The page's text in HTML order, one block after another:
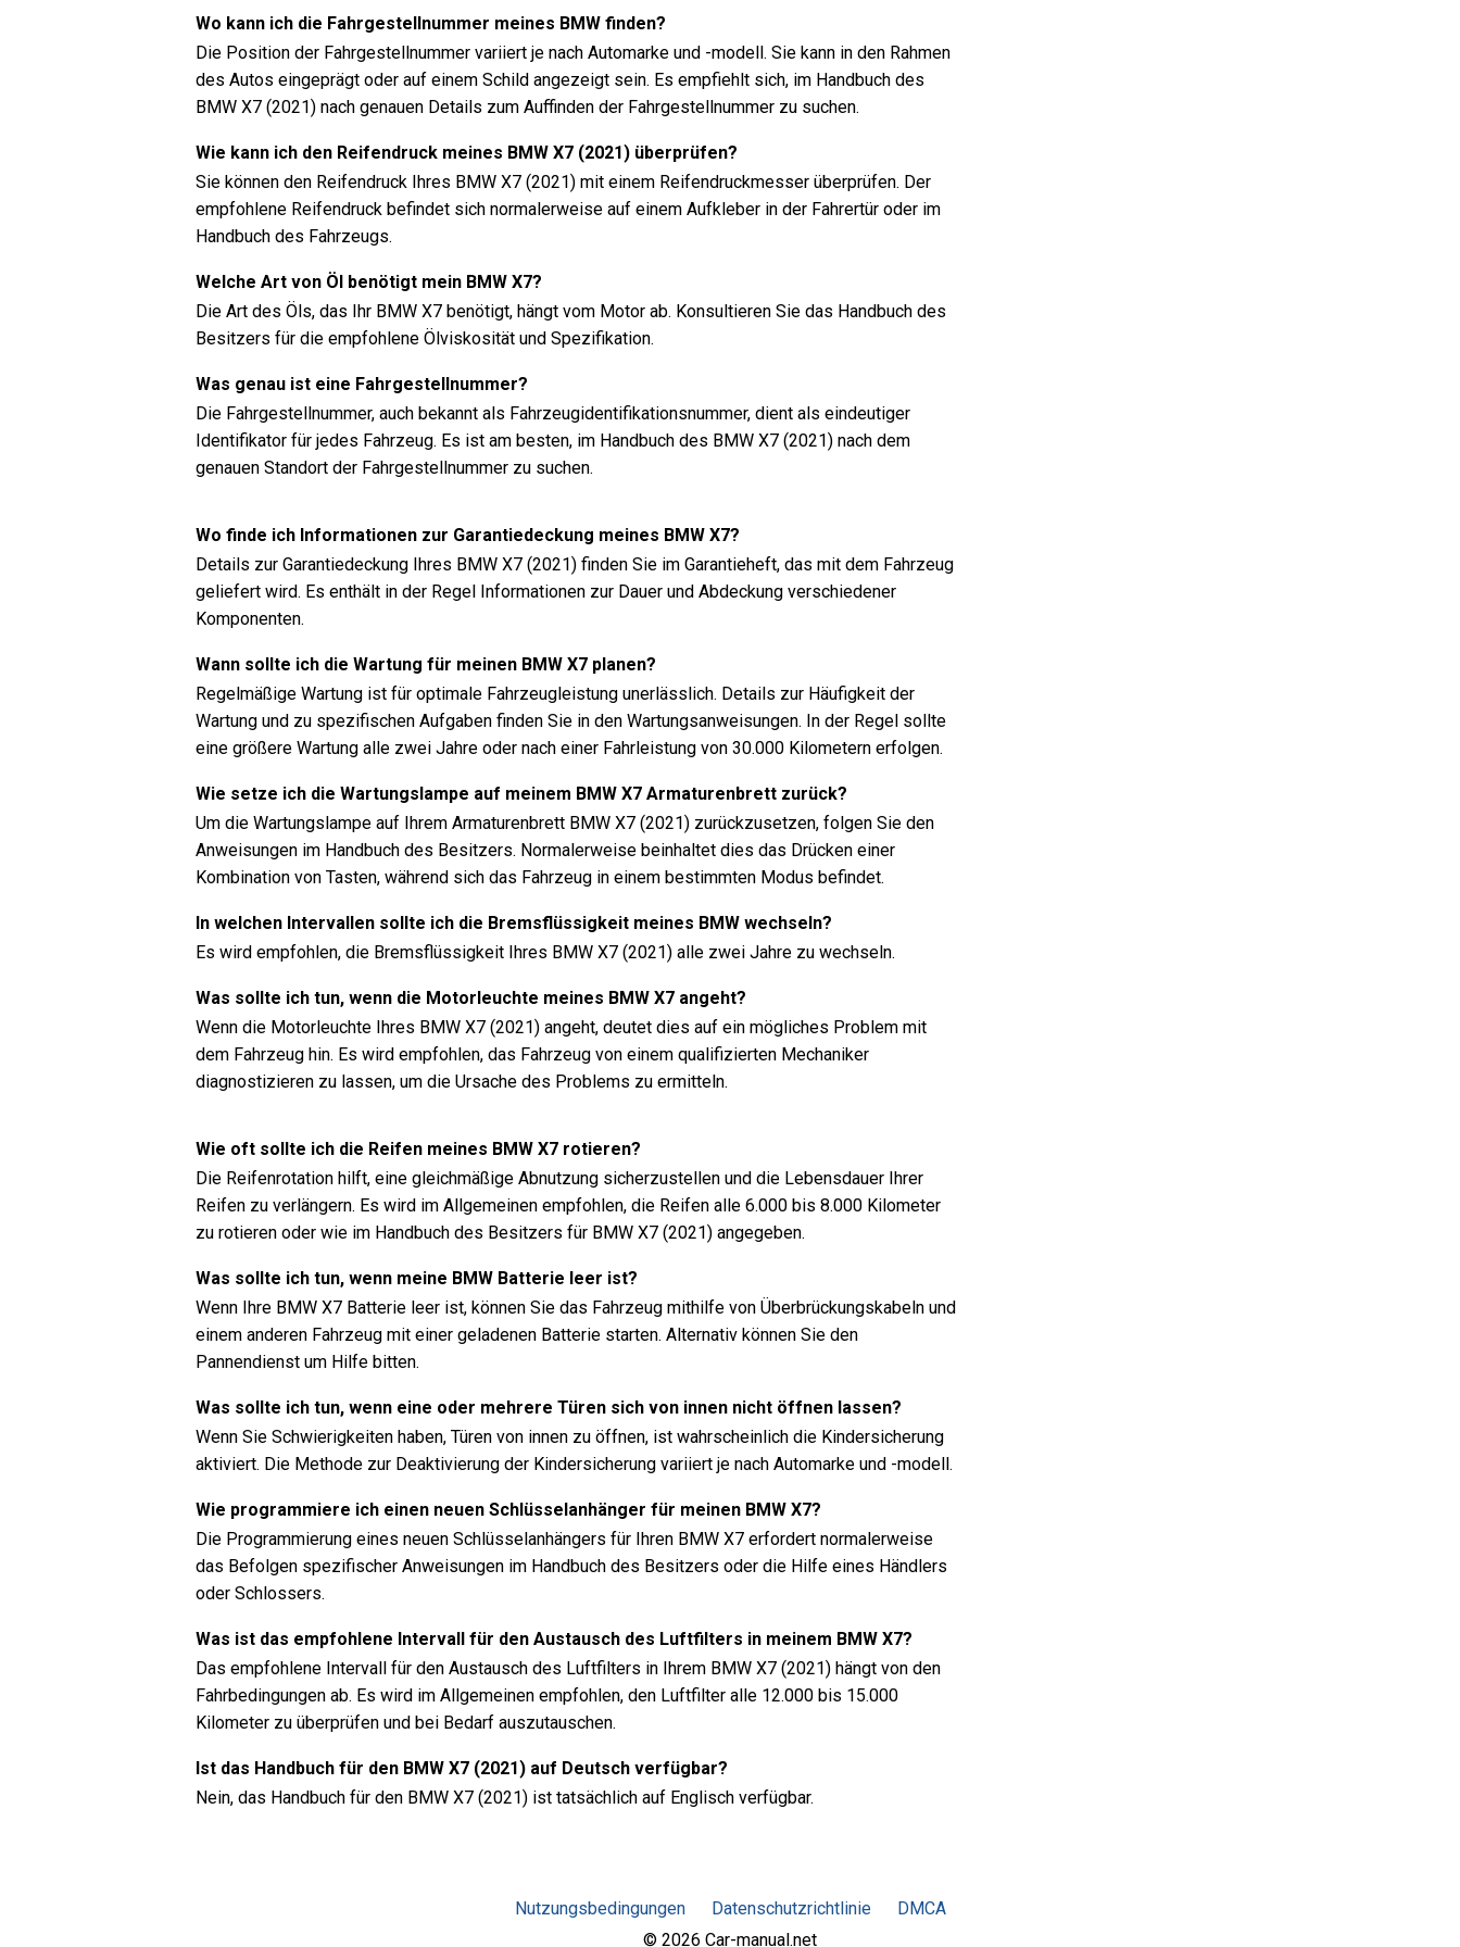
Wo kann ich die Fahrgestellnummer meines BMW finden?
Die Position der Fahrgestellnummer variiert je nach Automarke und -modell. Sie kann in den Rahmen
des Autos eingeprägt oder auf einem Schild angezeigt sein. Es empfiehlt sich, im Handbuch des
BMW X7 (2021) nach genauen Details zum Auffinden der Fahrgestellnummer zu suchen.
Wie kann ich den Reifendruck meines BMW X7 (2021) überprüfen?
Sie können den Reifendruck Ihres BMW X7 (2021) mit einem Reifendruckmesser überprüfen. Der
empfohlene Reifendruck befindet sich normalerweise auf einem Aufkleber in der Fahrertür oder im
Handbuch des Fahrzeugs.
Welche Art von Öl benötigt mein BMW X7?
Die Art des Öls, das Ihr BMW X7 benötigt, hängt vom Motor ab. Konsultieren Sie das Handbuch des
Besitzers für die empfohlene Ölviskosität und Spezifikation.
Was genau ist eine Fahrgestellnummer?
Die Fahrgestellnummer, auch bekannt als Fahrzeugidentifikationsnummer, dient als eindeutiger
Identifikator für jedes Fahrzeug. Es ist am besten, im Handbuch des BMW X7 (2021) nach dem
genauen Standort der Fahrgestellnummer zu suchen.
Wo finde ich Informationen zur Garantiedeckung meines BMW X7?
Details zur Garantiedeckung Ihres BMW X7 (2021) finden Sie im Garantieheft, das mit dem Fahrzeug
geliefert wird. Es enthält in der Regel Informationen zur Dauer und Abdeckung verschiedener
Komponenten.
Wann sollte ich die Wartung für meinen BMW X7 planen?
Regelmäßige Wartung ist für optimale Fahrzeugleistung unerlässlich. Details zur Häufigkeit der
Wartung und zu spezifischen Aufgaben finden Sie in den Wartungsanweisungen. In der Regel sollte
eine größere Wartung alle zwei Jahre oder nach einer Fahrleistung von 30.000 Kilometern erfolgen.
Wie setze ich die Wartungslampe auf meinem BMW X7 Armaturenbrett zurück?
Um die Wartungslampe auf Ihrem Armaturenbrett BMW X7 (2021) zurückzusetzen, folgen Sie den
Anweisungen im Handbuch des Besitzers. Normalerweise beinhaltet dies das Drücken einer
Kombination von Tasten, während sich das Fahrzeug in einem bestimmten Modus befindet.
In welchen Intervallen sollte ich die Bremsflüssigkeit meines BMW wechseln?
Es wird empfohlen, die Bremsflüssigkeit Ihres BMW X7 (2021) alle zwei Jahre zu wechseln.
Was sollte ich tun, wenn die Motorleuchte meines BMW X7 angeht?
Wenn die Motorleuchte Ihres BMW X7 (2021) angeht, deutet dies auf ein mögliches Problem mit
dem Fahrzeug hin. Es wird empfohlen, das Fahrzeug von einem qualifizierten Mechaniker
diagnostizieren zu lassen, um die Ursache des Problems zu ermitteln.
Wie oft sollte ich die Reifen meines BMW X7 rotieren?
Die Reifenrotation hilft, eine gleichmäßige Abnutzung sicherzustellen und die Lebensdauer Ihrer
Reifen zu verlängern. Es wird im Allgemeinen empfohlen, die Reifen alle 6.000 bis 8.000 Kilometer
zu rotieren oder wie im Handbuch des Besitzers für BMW X7 (2021) angegeben.
Was sollte ich tun, wenn meine BMW Batterie leer ist?
Wenn Ihre BMW X7 Batterie leer ist, können Sie das Fahrzeug mithilfe von Überbrückungskabeln und
einem anderen Fahrzeug mit einer geladenen Batterie starten. Alternativ können Sie den
Pannendienst um Hilfe bitten.
Was sollte ich tun, wenn eine oder mehrere Türen sich von innen nicht öffnen lassen?
Wenn Sie Schwierigkeiten haben, Türen von innen zu öffnen, ist wahrscheinlich die Kindersicherung
aktiviert. Die Methode zur Deaktivierung der Kindersicherung variiert je nach Automarke und -modell.
Wie programmiere ich einen neuen Schlüsselanhänger für meinen BMW X7?
Die Programmierung eines neuen Schlüsselanhängers für Ihren BMW X7 erfordert normalerweise
das Befolgen spezifischer Anweisungen im Handbuch des Besitzers oder die Hilfe eines Händlers
oder Schlossers.
Was ist das empfohlene Intervall für den Austausch des Luftfilters in meinem BMW X7?
Das empfohlene Intervall für den Austausch des Luftfilters in Ihrem BMW X7 (2021) hängt von den
Fahrbedingungen ab. Es wird im Allgemeinen empfohlen, den Luftfilter alle 12.000 bis 15.000
Kilometer zu überprüfen und bei Bedarf auszutauschen.
Ist das Handbuch für den BMW X7 (2021) auf Deutsch verfügbar?
Nein, das Handbuch für den BMW X7 (2021) ist tatsächlich auf Englisch verfügbar.
Nutzungsbedingungen Datenschutzrichtlinie
DMCA
© 2026 Car-manual.net